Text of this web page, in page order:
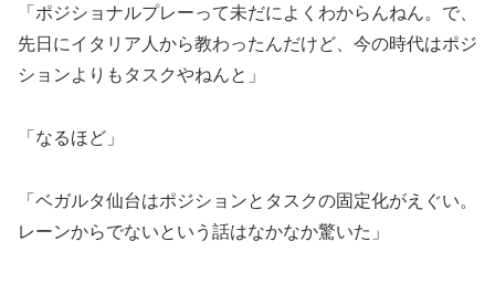
「ポジショナルプレーって未だによくわからんねん。で、
先日にイタリア人から教わったんだけど、今の時代はポジ
ションよりもタスクやねんと」
「なるほど」
「ベガルタ仙台はポジションとタスクの固定化がえぐい。
レーンからでないという話はなかなか驚いた」